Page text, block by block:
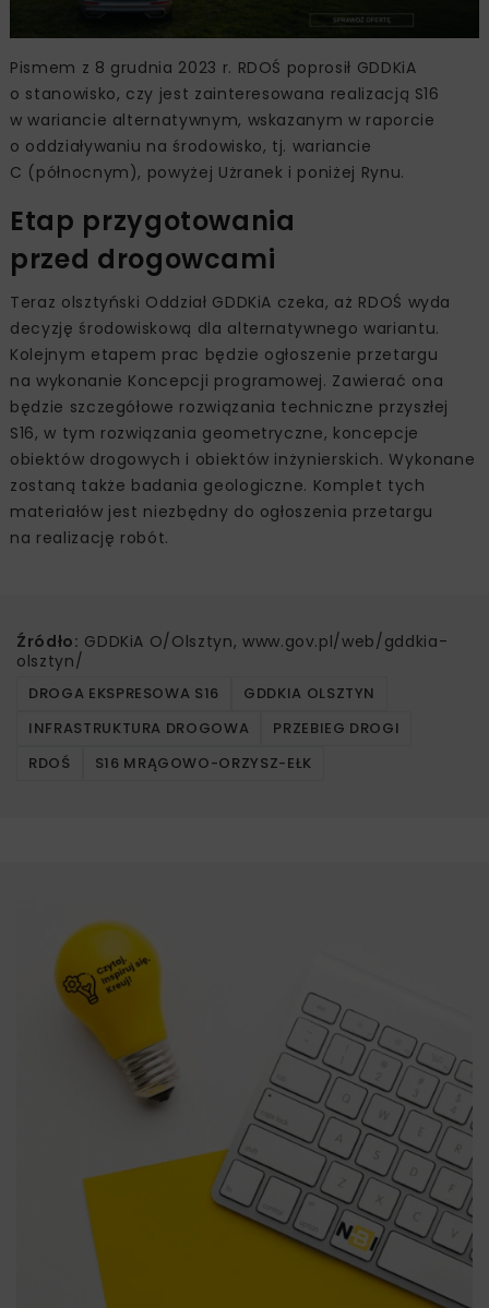
Pismem z 8 grudnia 2023 r. RDOŚ poprosił GDDKiA
o stanowisko, czy jest zainteresowana realizacją S16
w wariancie alternatywnym, wskazanym w raporcie
o oddziaływaniu na środowisko, tj. wariancie
C (północnym), powyżej Użranek i poniżej Rynu.
Etap przygotowania
przed drogowcami
Teraz olsztyński Oddział GDDKiA czeka, aż RDOŚ wyda
decyzję środowiskową dla alternatywnego wariantu.
Kolejnym etapem prac będzie ogłoszenie przetargu
na wykonanie Koncepcji programowej. Zawierać ona
będzie szczegółowe rozwiązania techniczne przyszłej
S16, w tym rozwiązania geometryczne, koncepcje
obiektów drogowych i obiektów inżynierskich. Wykonane
zostaną także badania geologiczne. Komplet tych
materiałów jest niezbędny do ogłoszenia przetargu
na realizację robót.
Źródło: GDDKiA O/Olsztyn, www.gov.pl/web/gddkia-
olsztyn/
DROGA EKSPRESOWA S16
GDDKIA OLSZTYN
INFRASTRUKTURA DROGOWA
PRZEBIEG DROGI
RDOŚ
S16 MRĄGOWO-ORZYSZ-EŁK